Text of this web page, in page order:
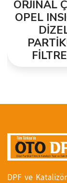
ORJİNAL
OPEL
DPF ve